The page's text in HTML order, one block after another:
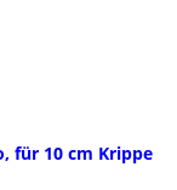
für 10 cm Krippe